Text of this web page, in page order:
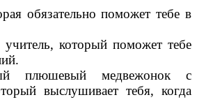
обязательно поможет тебе в
который поможет тебе
плюшевый медвежонок с
выслушивает тебя, когда